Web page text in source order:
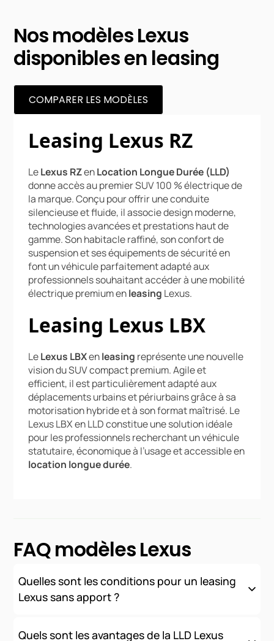
Nos modèles Lexus
disponibles en leasing
COMPARER LES MODÈLES
Leasing Lexus RZ
LeLexus RZenLocation Longue Durée (LLD)
donne accès au premier SUV 100 % électrique de
la marque. Conçu pour offrir une conduite
silencieuse et fluide, il associe design moderne,
technologies avancées et prestations haut de
gamme. Son habitacle raffiné, son confort de
suspension et ses équipements de sécurité en
font un véhicule parfaitement adapté aux
professionnels souhaitant accéder à une mobilité
électrique premium enleasing Lexus.
Leasing Lexus LBX
LeLexus LBXenleasing représente une nouvelle
vision du SUV compact premium. Agile et
efficient, il est particulièrement adapté aux
déplacements urbains et périurbains grâce à sa
motorisation hybride et à son format maîtrisé. Le
Lexus LBX en LLD constitue une solution idéale
pour les professionnels recherchant un véhicule
statutaire, économique à l’usage et accessible en
location longue durée.
FAQ modèles Lexus
Quelles sont les conditions pour un leasing
Lexus sans apport ?
initial, sous réserve d'acceptation de votre dossier. Les
Quels sont les avantages de la LLD Lexus